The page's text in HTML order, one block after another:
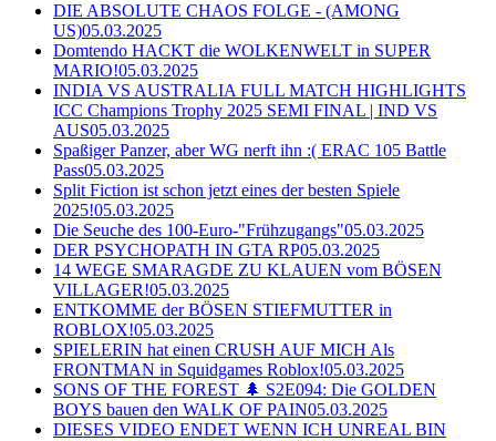
DIE ABSOLUTE CHAOS FOLGE - (AMONG
US)05.03.2025
Domtendo HACKT die WOLKENWELT in SUPER
MARIO!05.03.2025
INDIA VS AUSTRALIA FULL MATCH HIGHLIGHTS
ICC Champions Trophy 2025 SEMI FINAL | IND VS
AUS05.03.2025
Spaßiger Panzer, aber WG nerft ihn :( ERAC 105 Battle
Pass05.03.2025
Split Fiction ist schon jetzt eines der besten Spiele
2025!05.03.2025
Die Seuche des 100-Euro-"Frühzugangs"05.03.2025
DER PSYCHOPATH IN GTA RP05.03.2025
14 WEGE SMARAGDE ZU KLAUEN vom BÖSEN
VILLAGER!05.03.2025
ENTKOMME der BÖSEN STIEFMUTTER in
ROBLOX!05.03.2025
SPIELERIN hat einen CRUSH AUF MICH Als
FRONTMAN in Squidgames Roblox!05.03.2025
SONS OF THE FOREST 🌲 S2E094: Die GOLDEN
BOYS bauen den WALK OF PAIN05.03.2025
DIESES VIDEO ENDET WENN ICH UNREAL BIN